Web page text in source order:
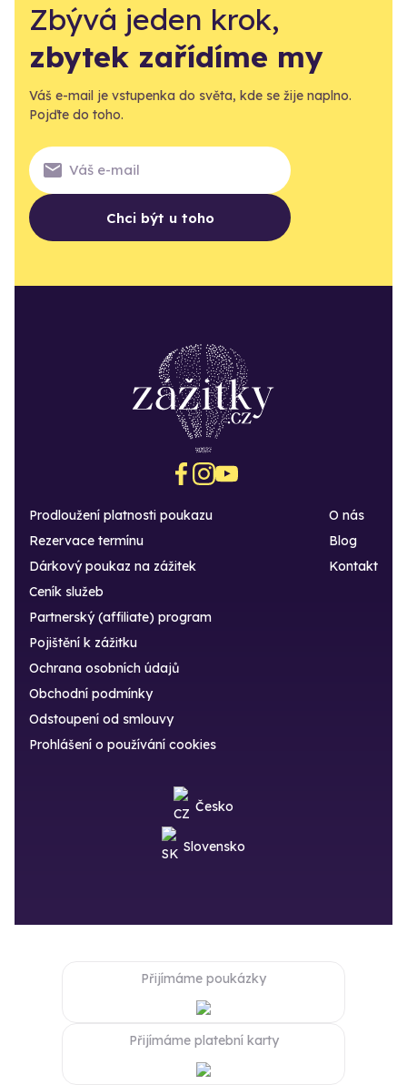
Zbývá jeden krok,
zbytek zařídíme my
Váš e-mail je vstupenka do světa, kde se žije naplno.
Pojďte do toho.
Chci být u toho
Prodloužení platnosti poukazu
Rezervace termínu
Dárkový poukaz na zážitek
O nás
Blog
Kontakt
Ceník služeb
Partnerský (affiliate) program
Pojištění k zážitku
Ochrana osobních údajů
Obchodní podmínky
Odstoupení od smlouvy
Prohlášení o používání cookies
Česko
Slovensko
Přijímáme poukázky
Přijímáme platební karty